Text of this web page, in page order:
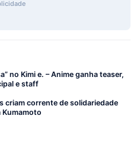
no Kimi e. – Anime ganha teaser,
e staff
criam corrente de solidariedade